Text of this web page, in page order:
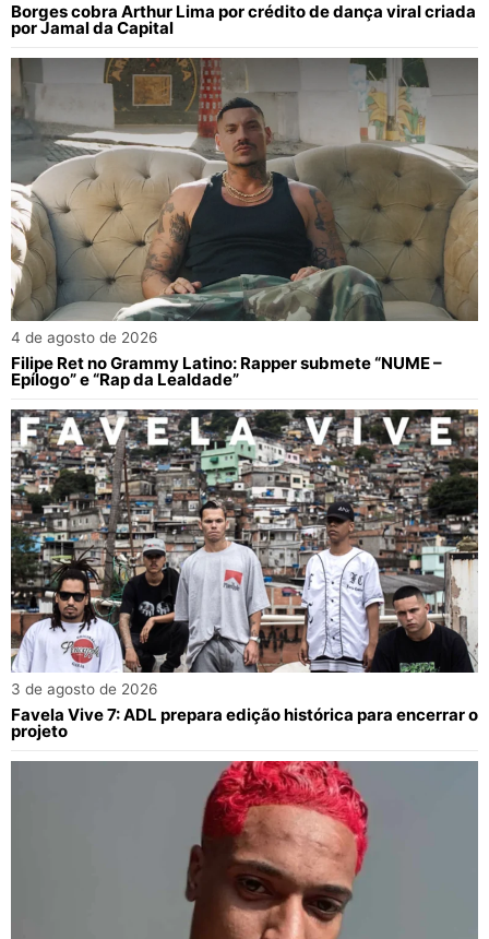
Borges cobra Arthur Lima por crédito de dança viral criada
por Jamal da Capital
4 de agosto de 2026
Filipe Ret no Grammy Latino: Rapper submete “NUME –
Epílogo” e “Rap da Lealdade”
3 de agosto de 2026
Favela Vive 7: ADL prepara edição histórica para encerrar o
projeto